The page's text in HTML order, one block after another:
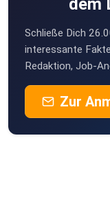
dem
Schließe Dich
interessante
Redaktion, Job-
Zur